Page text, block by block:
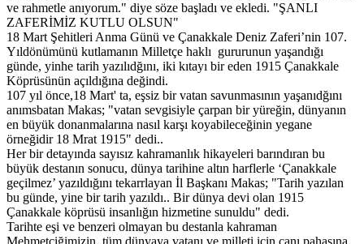
ve rahmetle anıyorum." diye söze başladı ve ekledi. "ŞANLI
ZAFERİMİZ KUTLU OLSUN"
18 Mart Şehitleri Anma Günü ve Çanakkale Deniz Zaferi’nin 107.
Yıldönümünü kutlamanın Milletçe haklı gururunun yaşandığı
günde, yinhe tarih yazılıdğını, iki kıtayı bir eden 1915 Çanakkale
Köprüsünün açıldığına değindi.
107 yıl önce,18 Mart' ta, eşsiz bir vatan savunmasının yaşanıdğını
anımsbatan Makas; "vatan sevgisiyle çarpan bir yüreğin, dünyanın
en büyük donanmalarına nasıl karşı koyabileceğinin yegane
örneğidir 18 Mrat 1915" dedi..
Her bir detayında sayısız kahramanlık hikayeleri barındıran bu
büyük destanın sonucu, dünya tarihine altın harflerle ‘Çanakkale
geçilmez’ yazıldığını tekarrlayan İl Başkanı Makas; "Tarih yazılan
bu günde, yine bir tarih yazıldı.. Bir dünya devi olan 1915
Çanakkale köprüsü insanlığın hizmetine sunuldu" dedi.
Tarihte eşi ve benzeri olmayan bu destanla kahraman